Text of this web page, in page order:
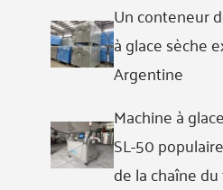
Un conteneur
à glace sèche
Argentine
Machine à
SL-50
de la chaîne